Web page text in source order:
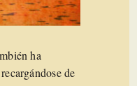
ha
de